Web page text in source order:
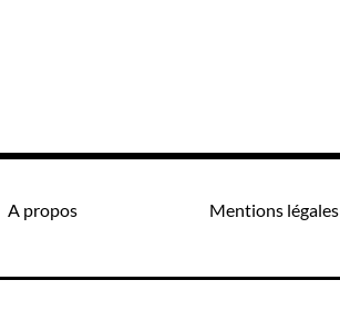
A propos Mentions légales